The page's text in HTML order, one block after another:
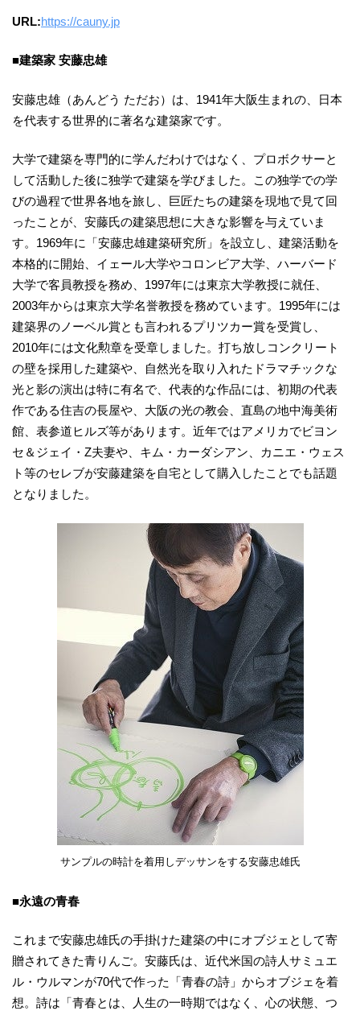
URL:https://cauny.jp
■建築家 安藤忠雄
安藤忠雄（あんどう ただお）は、1941年大阪生まれの、日本
を代表する世界的に著名な建築家です。
大学で建築を専門的に学んだわけではなく、プロボクサーと
して活動した後に独学で建築を学びました。この独学での学
びの過程で世界各地を旅し、巨匠たちの建築を現地で見て回
ったことが、安藤氏の建築思想に大きな影響を与えていま
す。1969年に「安藤忠雄建築研究所」を設立し、建築活動を
本格的に開始、イェール大学やコロンビア大学、ハーバード
大学で客員教授を務め、1997年には東京大学教授に就任、
2003年からは東京大学名誉教授を務めています。1995年には
建築界のノーベル賞とも言われるプリツカー賞を受賞し、
2010年には文化勲章を受章しました。打ち放しコンクリート
の壁を採用した建築や、自然光を取り入れたドラマチックな
光と影の演出は特に有名で、代表的な作品には、初期の代表
作である住吉の長屋や、大阪の光の教会、直島の地中海美術
館、表参道ヒルズ等があります。近年ではアメリカでビヨン
セ＆ジェイ・Z夫妻や、キム・カーダシアン、カニエ・ウェス
ト等のセレブが安藤建築を自宅として購入したことでも話題
となりました。
サンプルの時計を着用しデッサンをする安藤忠雄氏
■永遠の青春
これまで安藤忠雄氏の手掛けた建築の中にオブジェとして寄
贈されてきた青りんご。安藤氏は、近代米国の詩人サミュエ
ル・ウルマンが70代で作った「青春の詩」からオブジェを着
想。詩は「青春とは、人生の一時期ではなく、心の状態、つ